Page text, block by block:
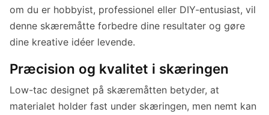
om du er hobbyist, professionel eller DIY-entusiast, vil
denne skæremåtte forbedre dine resultater og gøre
dine kreative idéer levende.
Præcision og kvalitet i skæringen
Low-tac designet på skæremåtten betyder, at
materialet holder fast under skæringen, men nemt kan